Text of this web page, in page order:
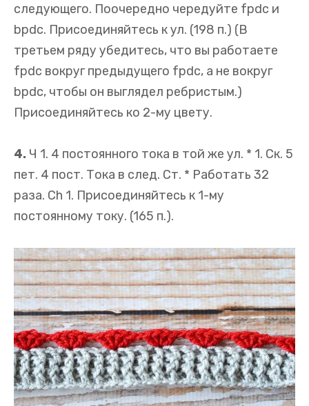
следующего. Поочередно чередуйте fpdc и
bpdc. Присоединяйтесь к ул. (198 п.) (В
третьем ряду убедитесь, что вы работаете
fpdc вокруг предыдущего fpdc, а не вокруг
bpdc, чтобы он выглядел ребристым.)
Присоединяйтесь ко 2-му цвету.
4. Ч 1. 4 постоянного тока в той же ул. * 1. Ск. 5
пет. 4 пост. Тока в след. Ст. * Работать 32
раза. Ch 1. Присоединяйтесь к 1-му
постоянному току. (165 п.).